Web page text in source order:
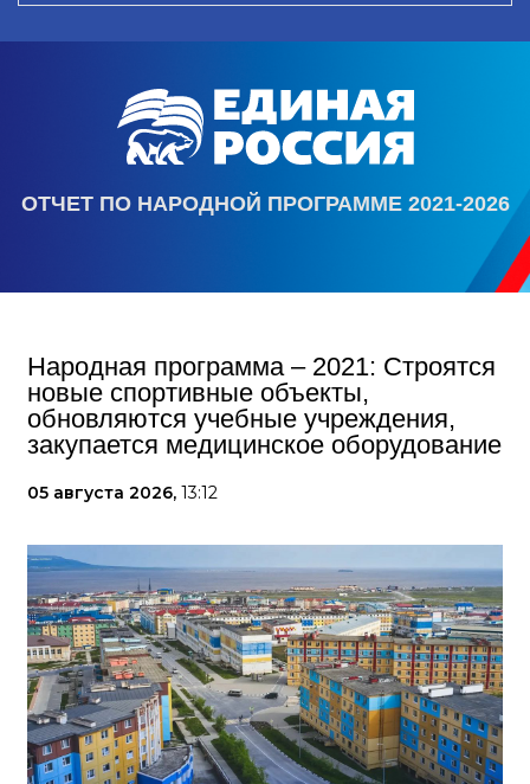
ОТЧЕТ ПО НАРОДНОЙ ПРОГРАММЕ 2021-2026
Народная программа – 2021: Строятся
новые спортивные объекты,
обновляются учебные учреждения,
закупается медицинское оборудование
05 августа 2026, 13:12